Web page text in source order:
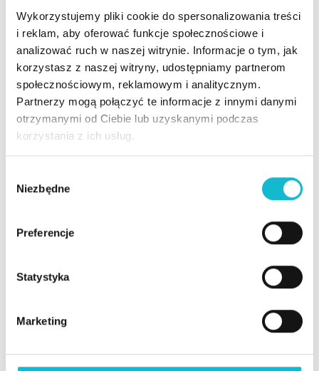
Wykorzystujemy pliki cookie do spersonalizowania treści
i reklam, aby oferować funkcje społecznościowe i
analizować ruch w naszej witrynie. Informacje o tym, jak
korzystasz z naszej witryny, udostępniamy partnerom
społecznościowym, reklamowym i analitycznym.
Partnerzy mogą połączyć te informacje z innymi danymi
otrzymanymi od Ciebie lub uzyskanymi podczas
korzystania z ich usług.
Niezbędne
Preferencje
Statystyka
Marketing
zjawiska
greenwashingu.
Greenwashing w
marketingu,
reklamie i strategii
Greenwashing a
prawo polskie i
wspólnotowe.
wytyczne i
raportowanie ESG
– dobre i złe
praktyki